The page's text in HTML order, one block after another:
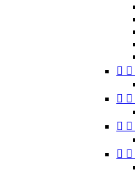
 
 
 
 